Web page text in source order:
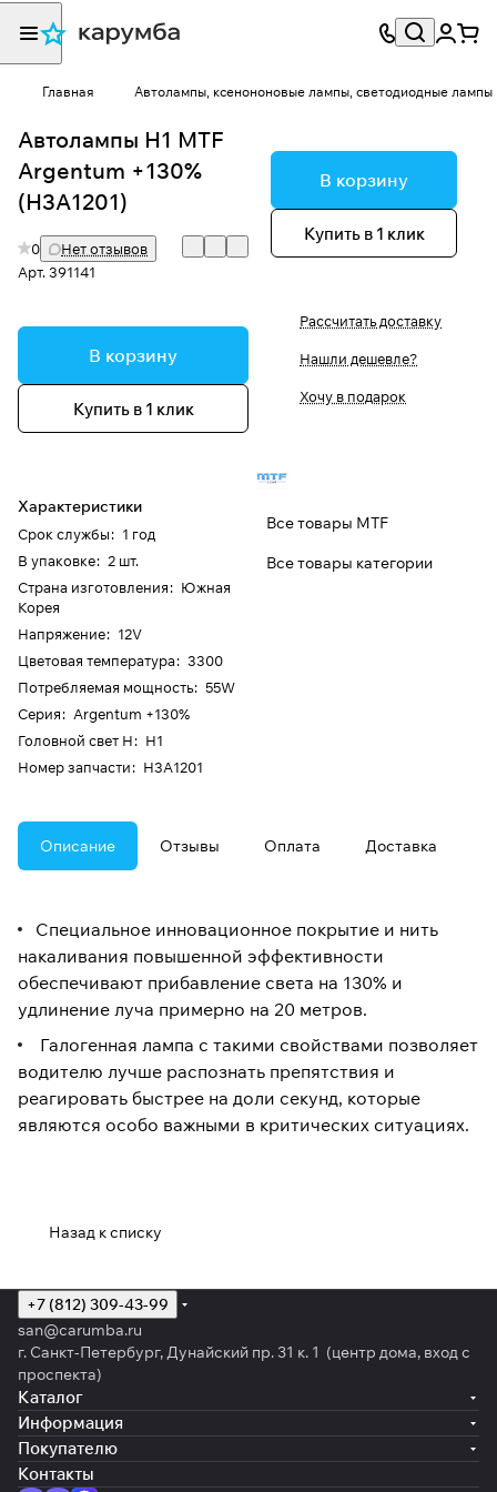
Главная Автолампы, ксенононовые лампы, светодиодные лампы
Автолампы H1 MTF
Argentum +130%
(H3A1201)
0
Нет отзывов
Арт.391141
В корзину
Купить в 1 клик
Характеристики
Срок службы: 1 год
В упаковке: 2 шт.
Страна изготовления: Южная
Корея
Напряжение: 12V
Цветовая температура: 3300
Потребляемая мощность: 55W
Серия: Argentum +130%
Головной свет H: H1
Номер запчасти: H3A1201
В корзину
Купить в 1 клик
Рассчитать доставку
Нашли дешевле?
Хочу в подарок
Все товары MTF
Все товары категории
Описание Отзывы Оплата Доставка
Специальное инновационное покрытие и нить
накаливания повышенной эффективности
обеспечивают прибавление света на 130% и
удлинение луча примерно на 20 метров.
Галогенная лампа с такими свойствами позволяет
водителю лучше распознать препятствия и
реагировать быстрее на доли секунд, которые
являются особо важными в критических ситуациях.
Назад к списку
+7 (812) 309-43-99
san@carumba.ru
г. Санкт-Петербург, Дунайский пр. 31 к. 1 (центр дома, вход с
проспекта)
Каталог
Информация
Покупателю
Контакты